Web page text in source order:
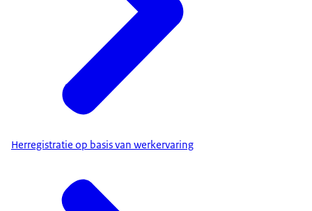
Herregistratie op basis van werkervaring